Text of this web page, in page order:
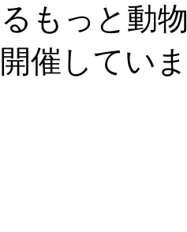
もっと動
催してい